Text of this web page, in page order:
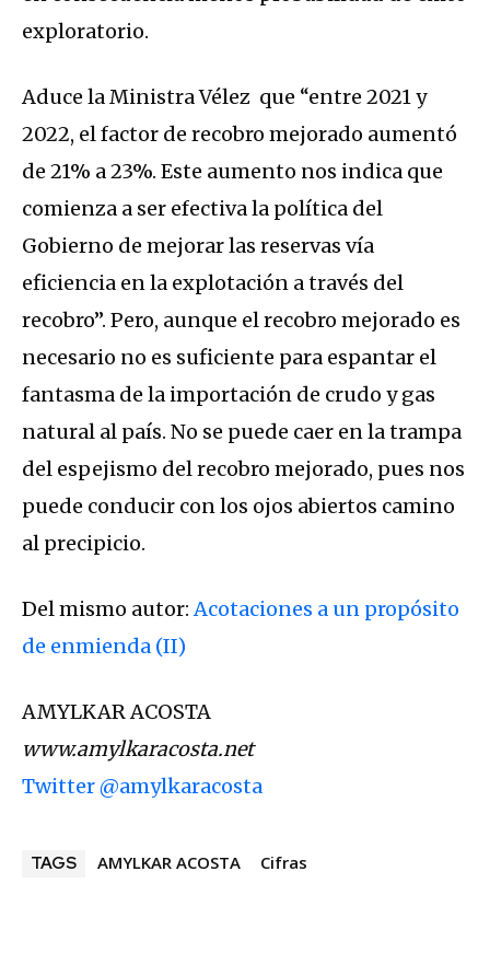
exploratorio.
Aduce la Ministra Vélez que “entre 2021 y
2022, el factor de recobro mejorado aumentó
de 21% a 23%. Este aumento nos indica que
comienza a ser efectiva la política del
Gobierno de mejorar las reservas vía
eficiencia en la explotación a través del
recobro”. Pero, aunque el recobro mejorado es
necesario no es suficiente para espantar el
fantasma de la importación de crudo y gas
natural al país. No se puede caer en la trampa
del espejismo del recobro mejorado, pues nos
puede conducir con los ojos abiertos camino
al precipicio.
Del mismo autor:Acotaciones a un propósito
de enmienda (II)
AMYLKAR ACOSTA
www.amylkaracosta.net
Twitter @amylkaracosta
TAGS AMYLKAR ACOSTA Cifras